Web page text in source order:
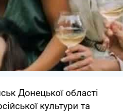
Донецької області
культури та